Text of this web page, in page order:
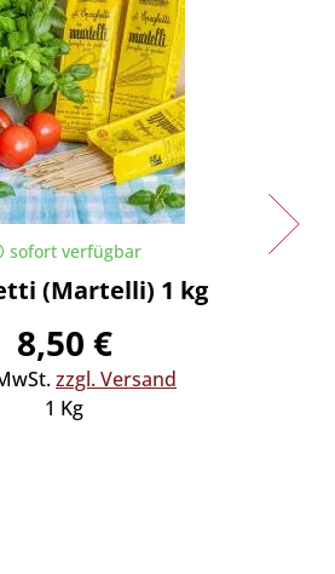
sofort verfügbar
(Martelli) 1 kg
8,50 €
zzgl. Versand
1 Kg